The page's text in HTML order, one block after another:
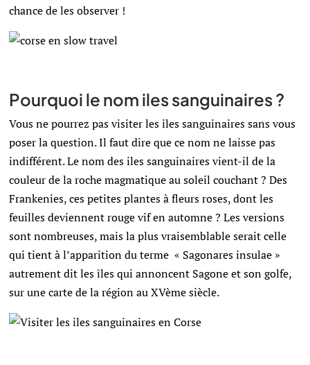
chance de les observer !
Pourquoi le nom iles sanguinaires ?
Vous ne pourrez pas visiter les iles sanguinaires sans vous
poser la question. Il faut dire que ce nom ne laisse pas
indifférent. Le nom des iles sanguinaires vient-il de la
couleur de la roche magmatique au soleil couchant ? Des
Frankenies, ces petites plantes à fleurs roses, dont les
feuilles deviennent rouge vif en automne ? Les versions
sont nombreuses, mais la plus vraisemblable serait celle
qui tient à l’apparition du terme « Sagonares insulae »
autrement dit les îles qui annoncent Sagone et son golfe,
sur une carte de la région au XVème siècle.